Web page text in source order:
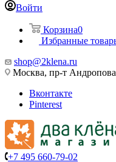
Войти
Корзина0
Избранные
shop@2klena.ru
Москва, пр-т
Вконтакте
Pinterest
+7 495 660-79-02